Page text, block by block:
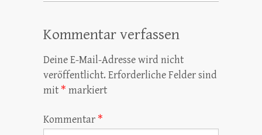
Kommentar verfassen
Deine E-Mail-Adresse wird nicht
veröffentlicht. Erforderliche Felder sind
mit * markiert
Kommentar *